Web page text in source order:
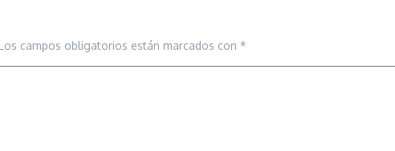
Los campos obligatorios están marcados con *